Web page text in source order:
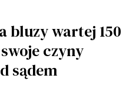
bluzy wartej 150
czyny
sądem